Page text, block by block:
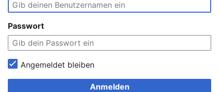
Passwort
Angemeldet bleiben
Anmelden